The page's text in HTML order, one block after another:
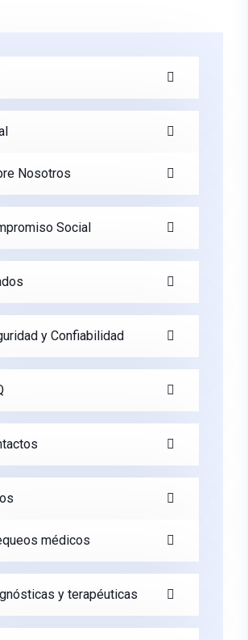
Nosotros
Social
y Confiabilidad
médicos
y terapéuticas